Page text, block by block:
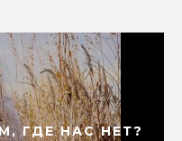
ГДЕ НАС НЕТ?